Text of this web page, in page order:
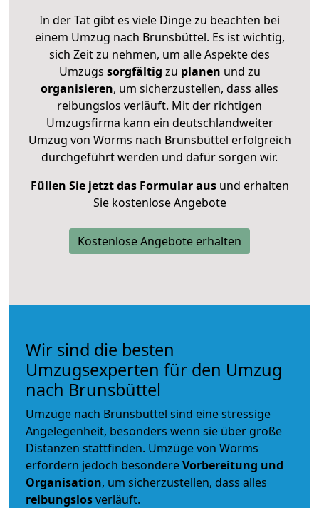
In der Tat gibt es viele Dinge zu beachten bei
einem Umzug nach Brunsbüttel. Es ist wichtig,
sich Zeit zu nehmen, um alle Aspekte des
Umzugs sorgfältig zu planen und zu
organisieren, um sicherzustellen, dass alles
reibungslos verläuft. Mit der richtigen
Umzugsfirma kann ein deutschlandweiter
Umzug von Worms nach Brunsbüttel erfolgreich
durchgeführt werden und dafür sorgen wir.
Füllen Sie jetzt das Formular ausund erhalten
Sie kostenlose Angebote
Kostenlose Angebote erhalten
Wir sind die besten
Umzugsexperten für den Umzug
nach Brunsbüttel
Umzüge nach Brunsbüttel sind eine stressige
Angelegenheit, besonders wenn sie über große
Distanzen stattfinden. Umzüge von Worms
erfordern jedoch besondereVorbereitung und
Organisation, um sicherzustellen, dass alles
reibungslosverläuft.